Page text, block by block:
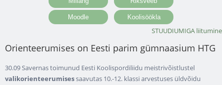
STUUDIUMIGA liitumine
Orienteerumises on Eesti parim gümnaasium HTG
30.09 Savernas toimunud Eesti Koolispordiliidu meistrivõistlustel
valikorienteerumisessaavutas 10.-12. klassi arvestuses üldvõidu